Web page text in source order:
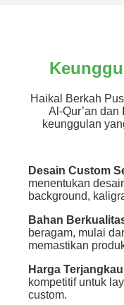
Haikal Berkah
Al-Qur’an dan
keunggulan
Desain Custom
menentukan
background,
Bahan
beragam, mulai
memastikan
Harga
kompetitif untuk
custom.